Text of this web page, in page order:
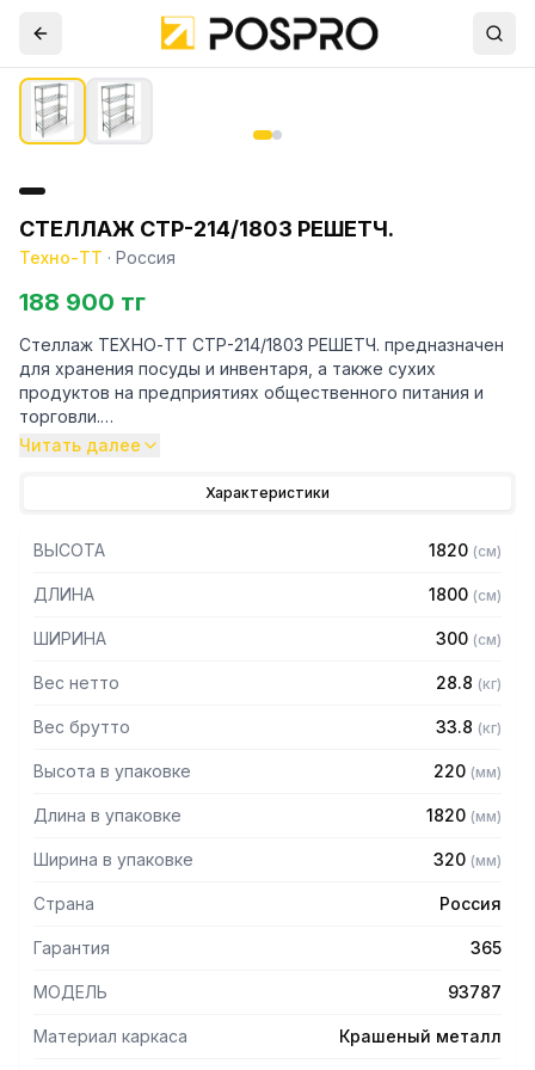
СТЕЛЛАЖ СТР-214/1803 РЕШЕТЧ.
Техно-ТТ · Россия
188 900 тг
Стеллаж ТЕХНО-ТТ СТР-214/1803 РЕШЕТЧ. предназначен
для хранения посуды и инвентаря, а также сухих
продуктов на предприятиях общественного питания и
торговли.
порошковой краской серого цвета
— Четыре решетчатые полки из нержавеющей стали
марки AISI 304 толщиной 0,8 мм
— Расстояние между полками регулируемое с шагом 50
— Регулируемые опоры
Читать далее
Характеристики
ВЫСОТА 1820 (см)
ДЛИНА 1800 (см)
ШИРИНА 300 (см)
Вес нетто 28.8 (кг)
Вес брутто 33.8 (кг)
Высота в упаковке 220 (мм)
Длина в упаковке 1820 (мм)
Ширина в упаковке 320 (мм)
Страна Россия
Гарантия 365
МОДЕЛЬ 93787
Материал каркаса Крашеный металл